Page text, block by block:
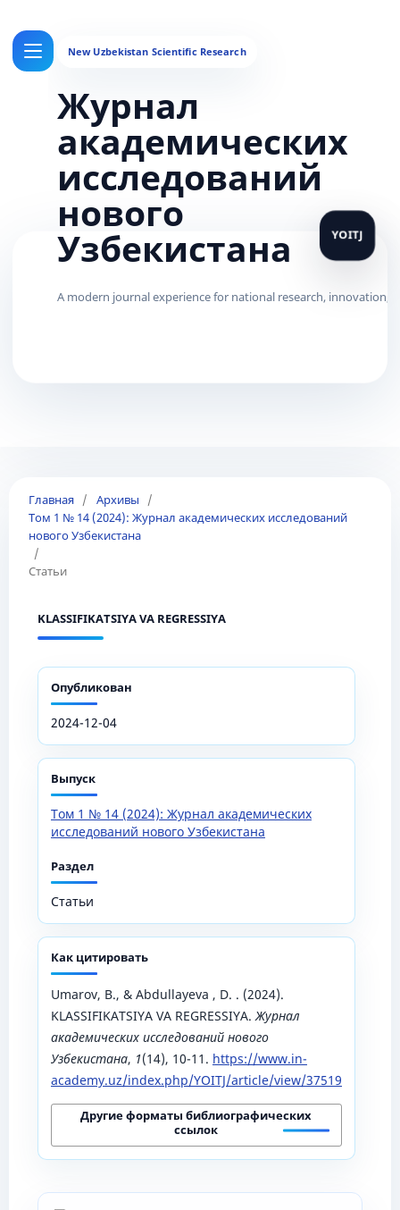
Журнал
академических
исследований
нового
Узбекистана
Главная / Архивы
/
Том 1 № 14 (2024): Журнал академических исследований
нового Узбекистана
/
Статьи
KLASSIFIKATSIYA VA REGRESSIYA
Опубликован
2024-12-04
Выпуск
Том 1 № 14 (2024): Журнал академических
исследований нового Узбекистана
Раздел
Статьи
Как цитировать
Umarov, B., & Abdullayeva , D. . (2024).
KLASSIFIKATSIYA VA REGRESSIYA.Журнал
академических исследований нового
Узбекистана, 1(14), 10-11. https://www.in-
academy.uz/index.php/YOITJ/article/view/37519
Другие форматы библиографических
ссылок